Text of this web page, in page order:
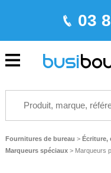
03
Fournitures de bureau > Écriture,
Marqueurs spéciaux > Marqueurs